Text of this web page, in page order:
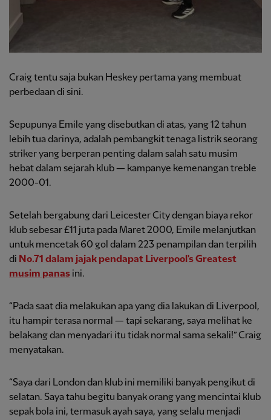
Craig tentu saja bukan Heskey pertama yang membuat
perbedaan di sini.
Sepupunya Emile yang disebutkan di atas, yang 12 tahun
lebih tua darinya, adalah pembangkit tenaga listrik seorang
striker yang berperan penting dalam salah satu musim
hebat dalam sejarah klub — kampanye kemenangan treble
2000-01.
Setelah bergabung dari Leicester City dengan biaya rekor
klub sebesar £11 juta pada Maret 2000, Emile melanjutkan
untuk mencetak 60 gol dalam 223 penampilan dan terpilih
di No.71 dalam jajak pendapat Liverpool's Greatest
musim panas ini.
“Pada saat dia melakukan apa yang dia lakukan di Liverpool,
itu hampir terasa normal — tapi sekarang, saya melihat ke
belakang dan menyadari itu tidak normal sama sekali!” Craig
menyatakan.
“Saya dari London dan klub ini memiliki banyak pengikut di
selatan. Saya tahu begitu banyak orang yang mencintai klub
sepak bola ini, termasuk ayah saya, yang selalu menjadi